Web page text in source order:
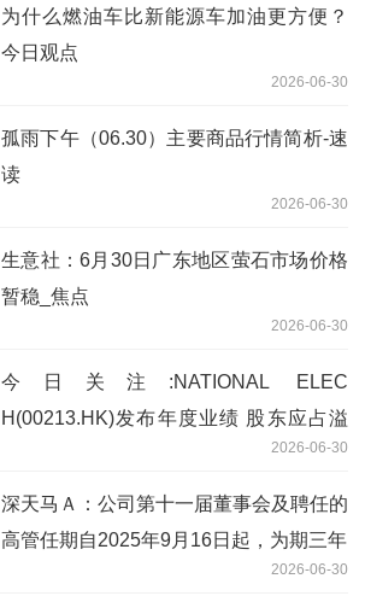
为什么燃油车比新能源车加油更方便？
今日观点
2026-06-30
孤雨下午（06.30）主要商品行情简析-速
读
2026-06-30
生意社：6月30日广东地区萤石市场价格
暂稳_焦点
2026-06-30
今日关注:NATIONAL ELEC
H(00213.HK)发布年度业绩 股东应占溢
利4128.99万港元 同比减少56.03%2026-06-30
深天马Ａ：公司第十一届董事会及聘任的
高管任期自2025年9月16日起，为期三年
2026-06-30